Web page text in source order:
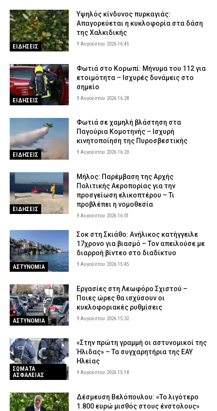
VITAL 9 Αυγούστου 2026 09:53
Πάρος: Στο «μικροσκόπιο» τα μέτρα ασφαλείας στο beach bar
όπου πνίγηκε ο τετράχρονος – Τι εξετάζουν οι Αρχές
ΑΣΤΥΝΟΜΙΑ 9 Αυγούστου 2026 09:37
Ρόδος: Οδηγός τράκαρε σταθμευμένο αυτοκίνητο, παρέσυρε
72χρονο και διέφυγε (βίντεο)
ΑΣΤΥΝΟΜΙΑ 9 Αυγούστου 2026 09:24
Ηράκλειο: Συνελήφθησαν δύο άτομα για ναρκωτικά – Βρέθηκαν
400 γραμμάρια κάνναβης, ζυγαριά και χάπια σε σπίτι
ΑΣΤΥΝΟΜΙΑ 9 Αυγούστου 2026 09:10
Συναγερμός: Εξαφανίστηκε 31χρονος στην Έδεσσα
ΑΣΤΥΝΟΜΙΑ 9 Αυγούστου 2026 08:53
Αγρίνιο: Συνελήφθη μεθυσμένος οδηγός – Στο ΙΧ είχε γεμιστήρα
με επτά φυσίγγια
ΑΣΤΥΝΟΜΙΑ 9 Αυγούστου 2026 08:38
ΕΙΔΗΣΕΙΣ
Υψηλός κίνδυνος πυρκαγιάς:
Απαγορεύεται η κυκλοφορία στα δάση
της Χαλκιδικής
9 Αυγούστου 2026 16:45
ΕΙΔΗΣΕΙΣ
Φωτιά στο Κορωπί: Μήνυμα του 112 για
ετοιμότητα – Ισχυρές δυνάμεις στο
σημείο
9 Αυγούστου 2026 16:28
ΕΙΔΗΣΕΙΣ
Φωτιά σε χαμηλή βλάστηση στα
Παγούρια Κομοτηνής – Ισχυρή
κινητοποίηση της Πυροσβεστικής
9 Αυγούστου 2026 16:20
ΕΙΔΗΣΕΙΣ
Μήλος: Παρέμβαση της Αρχής
Πολιτικής Αεροπορίας για την
προσγείωση ελικοπτέρου – Τι
προβλέπει η νομοθεσία
9 Αυγούστου 2026 16:01
ΑΣΤΥΝΟΜΙΑ
Σοκ στη Σκιάθο: Ανήλικος κατήγγειλε
17χρονο για βιασμό – Τον απειλούσε με
διαρροή βίντεο στο διαδίκτυο
9 Αυγούστου 2026 15:45
ΑΣΤΥΝΟΜΙΑ
Εργασίες στη Λεωφόρο Σχιστού –
Ποιες ώρες θα ισχύσουν οι
κυκλοφοριακές ρυθμίσεις
9 Αυγούστου 2026 15:32
ΣΩΜΑΤΑ
ΑΣΦΑΛΕΙΑΣ
«Στην πρώτη γραμμή οι αστυνομικοί της
Ήλιδας» – Τα συγχαρητήρια της ΕΑΥ
Ηλείας
9 Αυγούστου 2026 15:18
Δέσμευση Βελόπουλου: «Το λιγότερο
1.800 ευρώ μισθός στους ένστολους»